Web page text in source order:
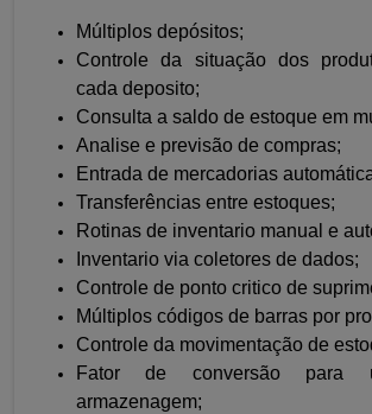
Múltiplos depósitos;
Controle da situação dos
cada deposito;
Consulta a saldo de estoque em
Analise e previsão de compras;
Entrada de mercadorias
Transferências entre estoques;
Rotinas de inventario manual e
Inventario via coletores de dados;
Controle de ponto critico de
Múltiplos códigos de barras por
Controle da movimentação de
Fator de conversão para
armazenagem;